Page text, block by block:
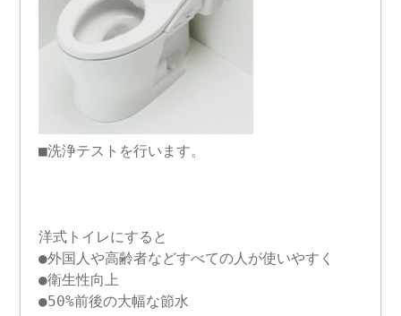
■洗浄テストを行います。
洋式トイレにすると
●外国人や高齢者などすべての人が使いやすく
●衛生性向上
●50%前後の大幅な節水